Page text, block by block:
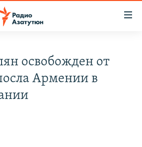
освобожден от
Армении в